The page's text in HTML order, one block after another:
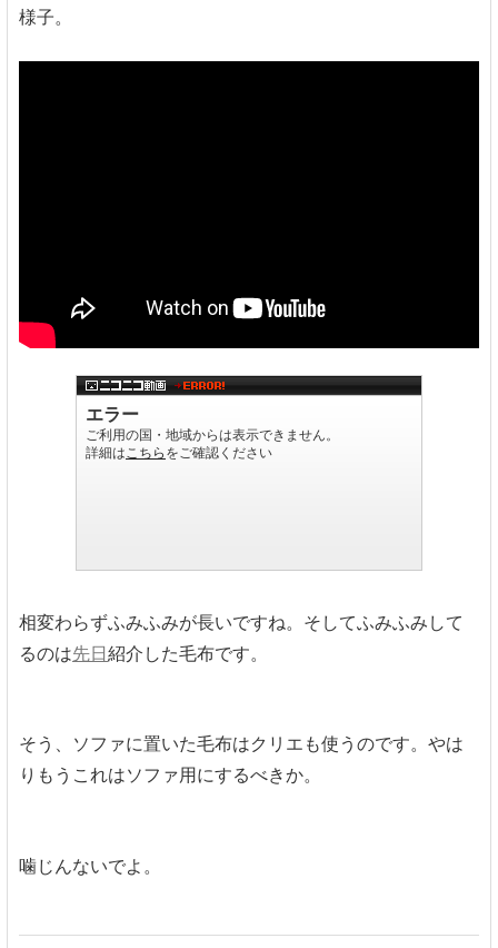
様子。
相変わらずふみふみが長いですね。そしてふみふみして
るのは先日紹介した毛布です。
そう、ソファに置いた毛布はクリエも使うのです。やは
りもうこれはソファ用にするべきか。
噛じんないでよ。